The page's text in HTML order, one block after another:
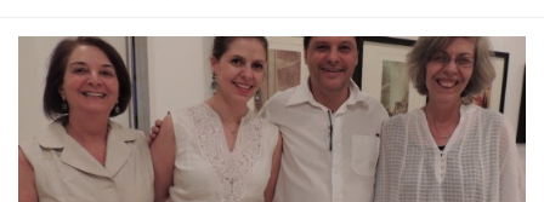
A História do IEB
Institucional
60 Anos
Paralelos 22